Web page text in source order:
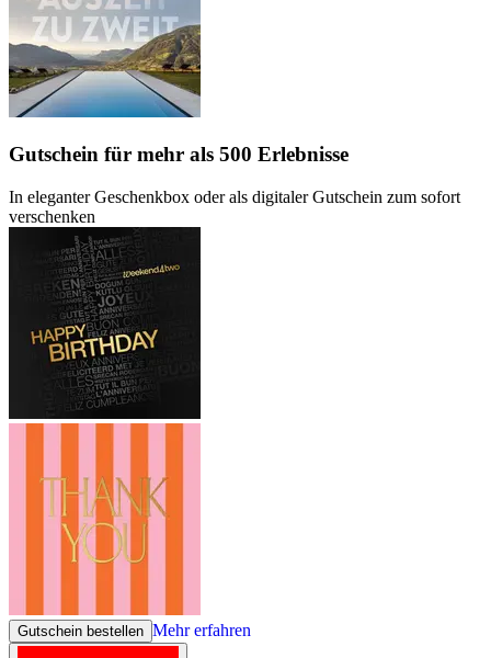
Gutschein für mehr als 500 Erlebnisse
In eleganter Geschenkbox oder als digitaler Gutschein zum sofort
verschenken
Gutschein bestellen Mehr erfahren